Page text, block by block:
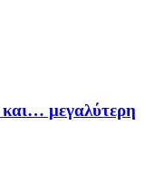
και… μεγαλύτερη